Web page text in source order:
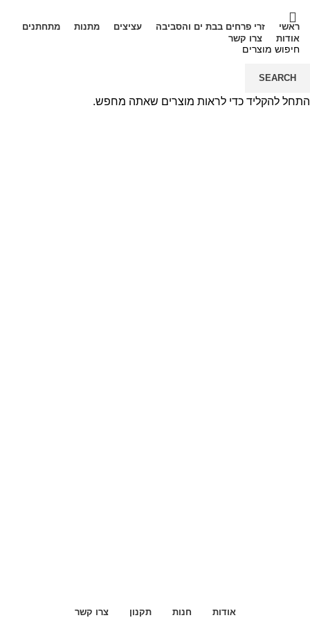
ראשי זרי פרחים בבת ים והסביבה עציצים מתנות
מתחתנים
אודות
צרו קשר
Menu
השוואה
אודות חנות תקנון צרו קשר
SEARCH
התחל להקליד כדי לראות מוצרים שאתה מחפש.